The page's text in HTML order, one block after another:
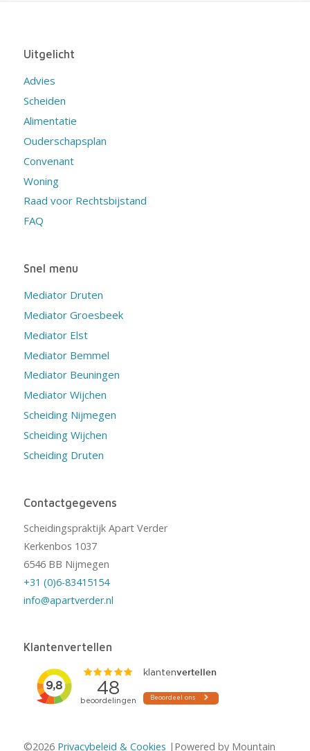
Uitgelicht
Advies
Scheiden
Alimentatie
Ouderschapsplan
Convenant
Woning
Raad voor Rechtsbijstand
FAQ
Snel menu
Mediator Druten
Mediator Groesbeek
Mediator Elst
Mediator Bemmel
Mediator Beuningen
Mediator Wijchen
Scheiding Nijmegen
Scheiding Wijchen
Scheiding Druten
Contactgegevens
Scheidingspraktijk Apart Verder
Kerkenbos 1037
6546 BB Nijmegen
+31 (0)6-83415154
info@apartverder.nl
Klantenvertellen
©2026 Privacybeleid & Cookies |Powered by Mountain